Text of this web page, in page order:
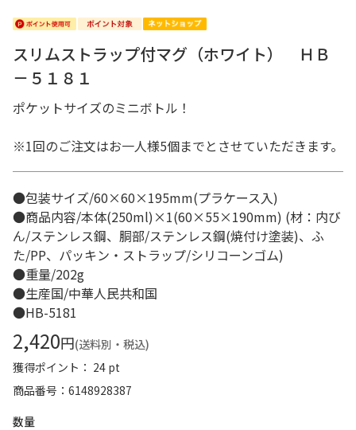
スリムストラップ付マグ（ホワイト） ＨＢ
－５１８１
ポケットサイズのミニボトル！
※1回のご注文はお一人様5個までとさせていただきます。
●包装サイズ/60×60×195mm(プラケース入)
●商品内容/本体(250ml)×1(60×55×190mm) (材：内び
ん/ステンレス鋼、胴部/ステンレス鋼(焼付け塗装)、ふ
た/PP、パッキン・ストラップ/シリコーンゴム)
●重量/202g
●生産国/中華人民共和国
●HB-5181
2,420円(送料別・税込)
獲得ポイント： 24 pt
商品番号
6148928387
数量